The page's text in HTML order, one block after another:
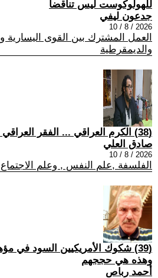
للهولوكوست ليس تناقضا
جدعون ليفي
2026 / 8 / 10
العمل المشترك بين القوى اليسارية
والديمقرطية
(38) الكرم العراقي ... الفقر العراقي !.
صادق العلي
2026 / 8 / 10
الفلسفة ,علم النفس , وعلم الاجتماع
(39) شكوك الأمريكيين السود في
وهذه هي حججهم
أحمد رباص